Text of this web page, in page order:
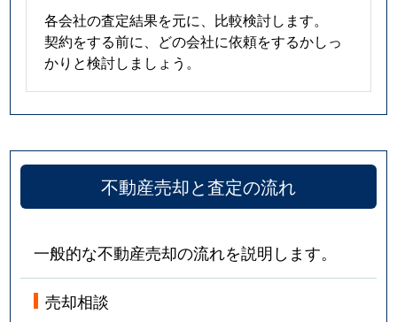
各会社の査定結果を元に、比較検討します。
契約をする前に、どの会社に依頼をするかしっ
かりと検討しましょう。
不動産売却と査定の流れ
一般的な不動産売却の流れを説明します。
売却相談